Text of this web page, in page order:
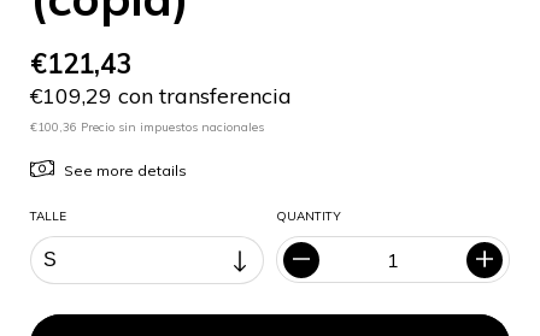
€121,43
€109,29 con transferencia
€100,36 Precio sin impuestos nacionales
See more details
TALLE QUANTITY